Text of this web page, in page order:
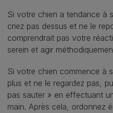
Si votre chien a tendance à
criez pas dessus et ne le
comprendrait pas votre
serein et agir
Si votre chien commence à
plus et ne le regardez pas,
pas sauter » en effectuant
main. Après cela, ordonnez